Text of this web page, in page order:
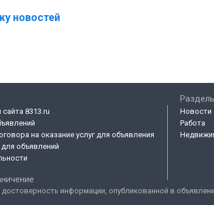
новостей
8313.ru
на оказание услуг для объявления
объявлений
Новости
Работа
информации, опубликованной в